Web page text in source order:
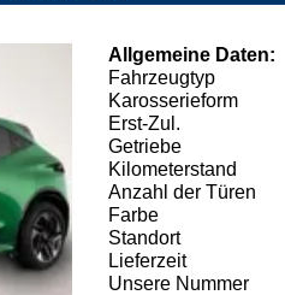
Allgemeine Daten:
Fahrzeugtyp
Karosserieform
Erst-Zul.
Getriebe
Kilometerstand
Anzahl der Türen
Farbe
Standort
Lieferzeit
Unsere Nummer